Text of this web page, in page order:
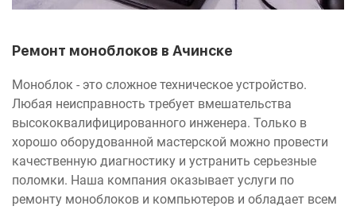
Ремонт моноблоков в Ачинске
Моноблок - это сложное техническое устройство.
Любая неисправность требует вмешательства
высококвалифицированного инженера. Только в
хорошо оборудованной мастерской можно провести
качественную диагностику и устранить серьезные
поломки. Наша компания оказывает услуги по
ремонту моноблоков и компьютеров и обладает всем